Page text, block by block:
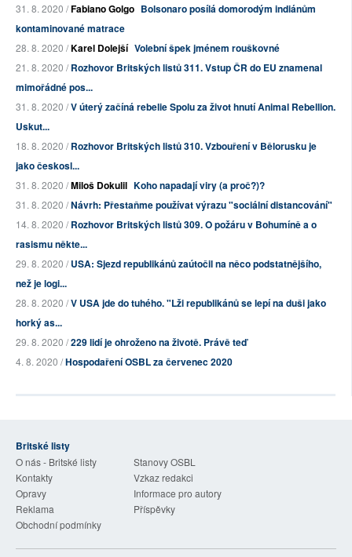
31. 8. 2020 /Fabiano Golgo Bolsonaro posílá domorodým indiánům
kontaminované matrace
28. 8. 2020 /Karel Dolejší Volební špek jménem rouškovné
21. 8. 2020 /Rozhovor Britských listů 311. Vstup ČR do EU znamenal
mimořádné pos...
31. 8. 2020 /V úterý začíná rebelie Spolu za život hnutí Animal Rebellion.
Uskut...
18. 8. 2020 /Rozhovor Britských listů 310. Vzbouření v Bělorusku je
jako českosl...
31. 8. 2020 /Miloš Dokulil Koho napadají viry (a proč?)?
31. 8. 2020 /Návrh: Přestaňme používat výrazu "sociální distancování"
14. 8. 2020 /Rozhovor Britských listů 309. O požáru v Bohumíně a o
rasismu někte...
29. 8. 2020 /USA: Sjezd republikánů zaútočil na něco podstatnějšího,
než je logi...
28. 8. 2020 /V USA jde do tuhého. "Lži republikánů se lepí na duši jako
horký as...
29. 8. 2020 /229 lidí je ohroženo na životě. Právě teď
4. 8. 2020 /Hospodaření OSBL za červenec 2020
Britské listy
O nás - Britské listy
Stanovy OSBL
Kontakty
Vzkaz redakci
Opravy
Informace pro autory
Reklama
Příspěvky
Obchodní podmínky